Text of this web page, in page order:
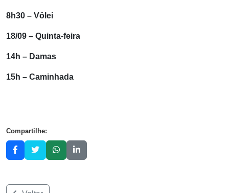
8h30 – Vôlei
18/09 – Quinta-feira
14h – Damas
15h – Caminhada
Compartilhe: